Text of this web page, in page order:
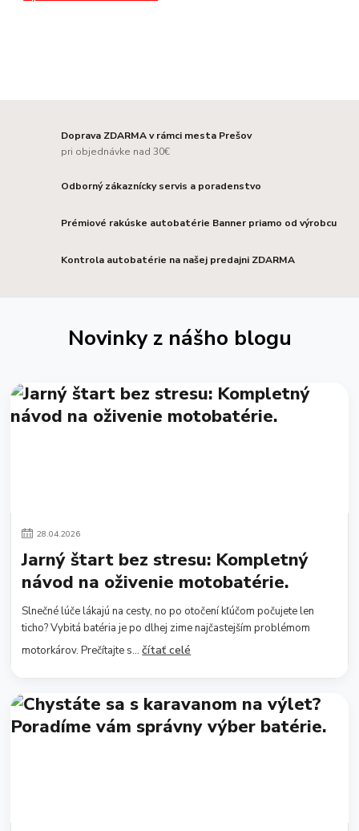
Doprava ZDARMA v rámci mesta Prešov
pri objednávke nad 30€
Odborný zákaznícky servis a poradenstvo
Prémiové rakúske autobatérie Banner priamo od výrobcu
Kontrola autobatérie na našej predajni ZDARMA
Novinky z nášho blogu
28.04.2026
Jarný štart bez stresu: Kompletný
návod na oživenie motobatérie.
Slnečné lúče lákajú na cesty, no po otočení kľúčom počujete len
ticho? Vybitá batéria je po dlhej zime najčastejším problémom
motorkárov. Prečítajte s...čítať celé